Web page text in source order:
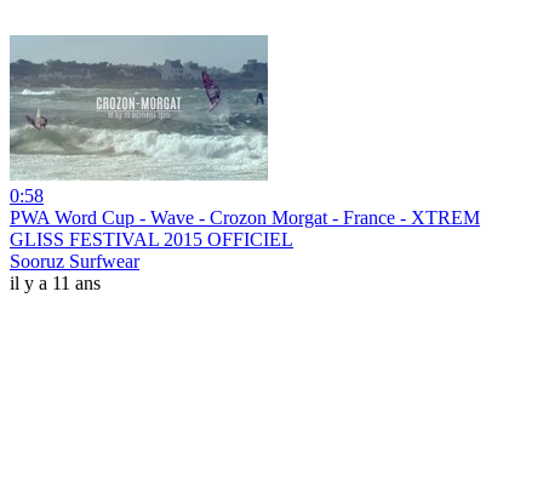
0:58
PWA Word Cup - Wave - Crozon Morgat - France - XTREM
GLISS FESTIVAL 2015 OFFICIEL
Sooruz Surfwear
il y a 11 ans